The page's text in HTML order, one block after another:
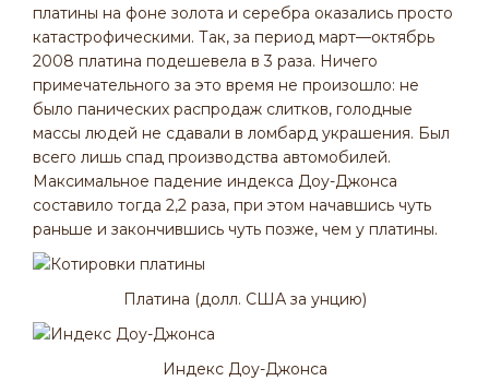
платины на фоне золота и серебра оказались просто
катастрофическими. Так, за период март—октябрь
2008 платина подешевела в 3 раза. Ничего
примечательного за это время не произошло: не
было панических распродаж слитков, голодные
массы людей не сдавали в ломбард украшения. Был
всего лишь спад производства автомобилей.
Максимальное падение индекса Доу-Джонса
составило тогда 2,2 раза, при этом начавшись чуть
раньше и закончившись чуть позже, чем у платины.
Платина (долл. США за унцию)
Индекс Доу-Джонса